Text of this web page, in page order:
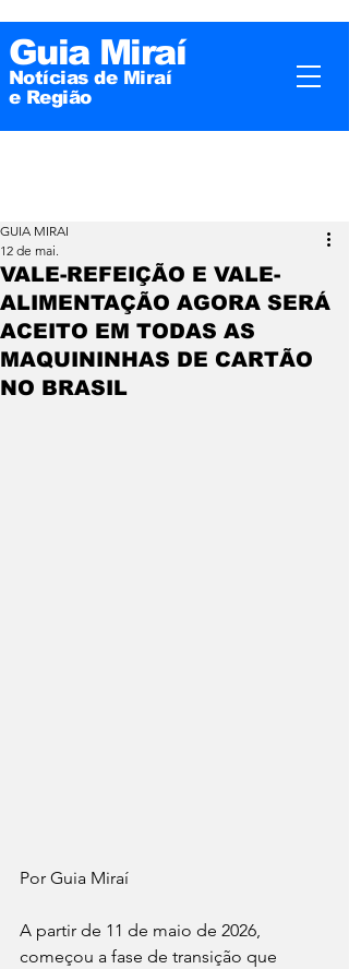
Guia Miraí
Notícias de Miraí
e Região
VALE-REFEIÇÃO E VALE-
ALIMENTAÇÃO AGORA SERÁ
ACEITO EM TODAS AS
MAQUININHAS DE CARTÃO
NO BRASIL
GUIA MIRAI
12 de mai.
Por Guia Miraí
A partir de 11 de maio de 2026,
começou a fase de transição que